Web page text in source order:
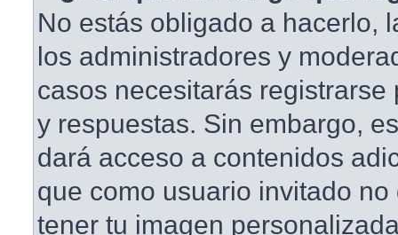
No estás obligado a hacerlo,
los administradores y
casos necesitarás registrarse
y respuestas. Sin embargo,
dará acceso a contenidos
que como usuario invitado
tener tu imagen